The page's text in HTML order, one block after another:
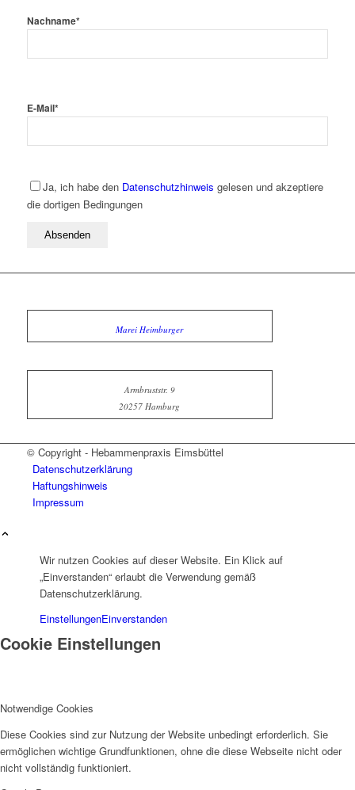
Nachname*
E-Mail*
Ja, ich habe den Datenschutzhinweis gelesen und akzeptiere
die dortigen Bedingungen
Marei Heimburger
Armbruststr. 9
20257 Hamburg
© Copyright - Hebammenpraxis Eimsbüttel
Datenschutzerklärung
Haftungshinweis
Impressum
Wir nutzen Cookies auf dieser Website. Ein Klick auf
„Einverstanden“ erlaubt die Verwendung gemäß
Datenschutzerklärung.
EinstellungenEinverstanden
Cookie Einstellungen
Notwendige Cookies
Diese Cookies sind zur Nutzung der Website unbedingt erforderlich. Sie
ermöglichen wichtige Grundfunktionen, ohne die diese Webseite nicht oder
nicht vollständig funktioniert.